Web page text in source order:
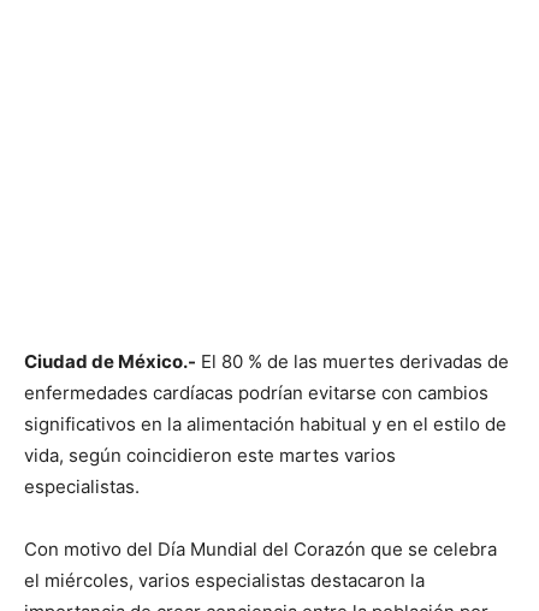
Ciudad de México.- El 80 % de las muertes derivadas de
enfermedades cardíacas podrían evitarse con cambios
significativos en la alimentación habitual y en el estilo de
vida, según coincidieron este martes varios
especialistas.
Con motivo del Día Mundial del Corazón que se celebra
el miércoles, varios especialistas destacaron la